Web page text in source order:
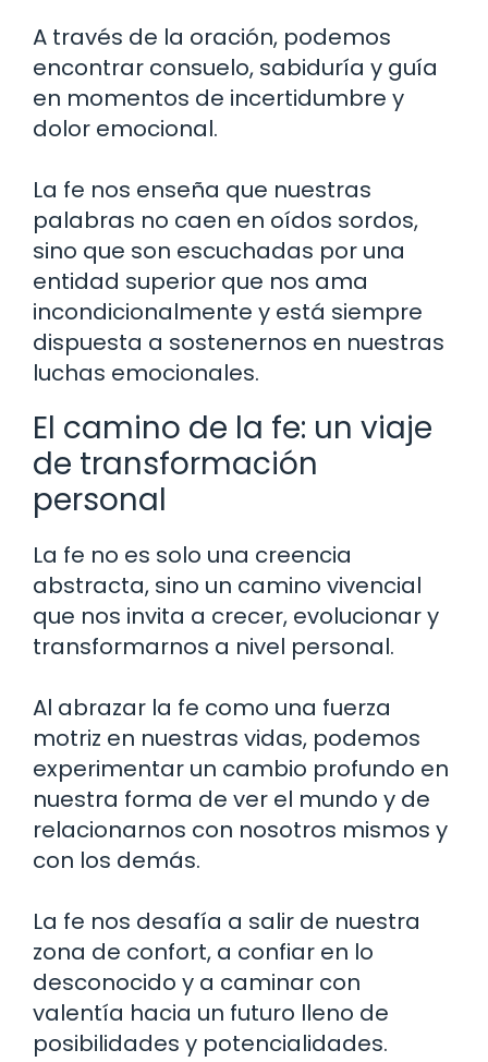
A través de la oración, podemos
encontrar consuelo, sabiduría y guía
en momentos de incertidumbre y
dolor emocional.
La fe nos enseña que nuestras
palabras no caen en oídos sordos,
sino que son escuchadas por una
entidad superior que nos ama
incondicionalmente y está siempre
dispuesta a sostenernos en nuestras
luchas emocionales.
El camino de la fe: un viaje
de transformación
personal
La fe no es solo una creencia
abstracta, sino un camino vivencial
que nos invita a crecer, evolucionar y
transformarnos a nivel personal.
Al abrazar la fe como una fuerza
motriz en nuestras vidas, podemos
experimentar un cambio profundo en
nuestra forma de ver el mundo y de
relacionarnos con nosotros mismos y
con los demás.
La fe nos desafía a salir de nuestra
zona de confort, a confiar en lo
desconocido y a caminar con
valentía hacia un futuro lleno de
posibilidades y potencialidades.